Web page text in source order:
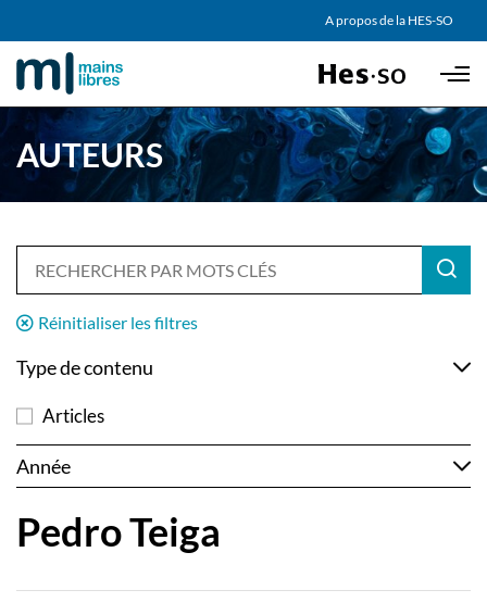
Skip to main content
A propos de la HES-SO
PARTENAIRES
AUTEURS
Réinitialiser les filtres
Type de contenu
Articles
Année
Pedro Teiga